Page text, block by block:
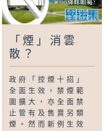
「煙」消雲
散？
政府「控煙十招」
全面生效，禁煙範
圍擴大，亦全面禁
止管有及售賣另類
煙。然而新例生效